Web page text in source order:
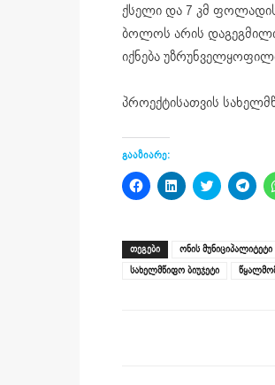
ქსელი და 7 კმ
ბოლოს არის
იქნება
პროექტისათვის
გააზიარე:
Click
to
(Opens
in
new
window)
Click
to
(Opens
in
new
window)
Click
to
(Opens
in
new
window)
Click
to
in
new
ᲗᲔᲒᲔᲑᲘ ონის მუნიციპალიტეტი
სახელმწიფო ბიუჯეტი